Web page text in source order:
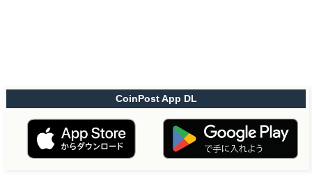
CoinPost App DL